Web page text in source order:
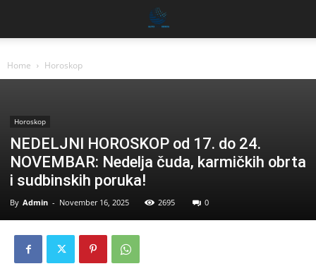
Home Horoskop
Horoskop
NEDELJNI HOROSKOP od 17. do 24.
NOVEMBAR: Nedelja čuda, karmičkih obrta
i sudbinskih poruka!
By Admin - November 16, 2025 2695 0